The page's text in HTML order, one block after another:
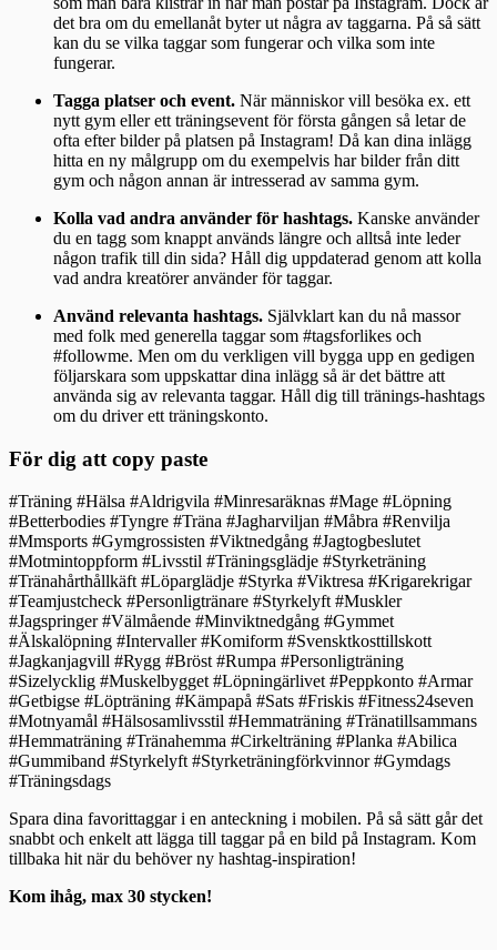
det bra om du emellanåt byter ut några av taggarna. På så sätt
kan du se vilka taggar som fungerar och vilka som inte
fungerar.
Tagga platser och event. När människor vill besöka ex. ett
nytt gym eller ett träningsevent för första gången så letar de
ofta efter bilder på platsen på Instagram! Då kan dina inlägg
hitta en ny målgrupp om du exempelvis har bilder från ditt
gym och någon annan är intresserad av samma gym.
Kolla vad andra använder för hashtags. Kanske använder
du en tagg som knappt används längre och alltså inte leder
någon trafik till din sida? Håll dig uppdaterad genom att kolla
vad andra kreatörer använder för taggar.
Använd relevanta hashtags. Självklart kan du nå massor
med folk med generella taggar som #tagsforlikes och
#followme. Men om du verkligen vill bygga upp en gedigen
följarskara som uppskattar dina inlägg så är det bättre att
använda sig av relevanta taggar. Håll dig till tränings-hashtags
om du driver ett träningskonto.
För dig att copy paste
#Träning #Hälsa #Aldrigvila #Minresaräknas #Mage #Löpning
#Betterbodies #Tyngre #Träna #Jagharviljan #Måbra #Renvilja
#Mmsports #Gymgrossisten #Viktnedgång #Jagtogbeslutet
#Motmintoppform #Livsstil #Träningsglädje #Styrketräning
#Tränahårthållkäft #Löparglädje #Styrka #Viktresa #Krigarekrigar
#Teamjustcheck #Personligtränare #Styrkelyft #Muskler
#Jagspringer #Välmående #Minviktnedgång #Gymmet
#Älskalöpning #Intervaller #Komiform #Svensktkosttillskott
#Jagkanjagvill #Rygg #Bröst #Rumpa #Personligträning
#Sizelycklig #Muskelbygget #Löpningärlivet #Peppkonto #Armar
#Getbigse #Löpträning #Kämpapå #Sats #Friskis #Fitness24seven
#Motnyamål #Hälsosamlivsstil #Hemmaträning #Tränatillsammans
#Hemmaträning #Tränahemma #Cirkelträning #Planka #Abilica
#Gummiband #Styrkelyft #Styrketräningförkvinnor #Gymdags
#Träningsdags
Spara dina favorittaggar i en anteckning i mobilen. På så sätt går det
snabbt och enkelt att lägga till taggar på en bild på Instagram. Kom
tillbaka hit när du behöver ny hashtag-inspiration!
Kom ihåg, max 30 stycken!